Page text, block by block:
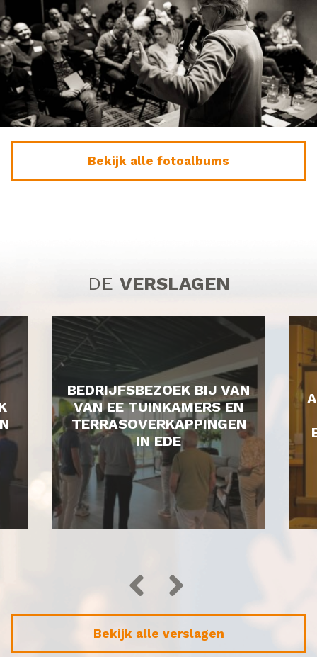
Bekijk alle fotoalbums
DE VERSLAGEN
BEDRIJFSBEZOEK BIJ VAN
VAN EE TUINKAMERS EN
TERRASOVERKAPPINGEN
IN EDE
Bekijk alle verslagen